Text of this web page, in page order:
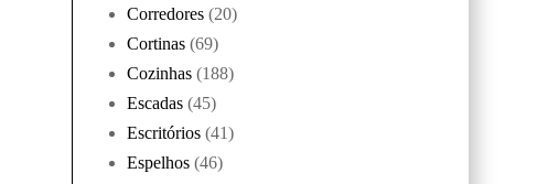
Corredores (20)
Cortinas (69)
Cozinhas (188)
Escadas (45)
Escritórios (41)
Espelhos (46)